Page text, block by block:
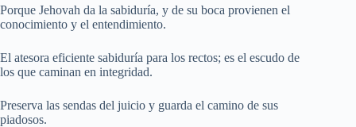
Porque Jehovah da la sabiduría, y de su boca provienen el
conocimiento y el entendimiento.
El atesora eficiente sabiduría para los rectos; es el escudo de
los que caminan en integridad.
Preserva las sendas del juicio y guarda el camino de sus
piadosos.